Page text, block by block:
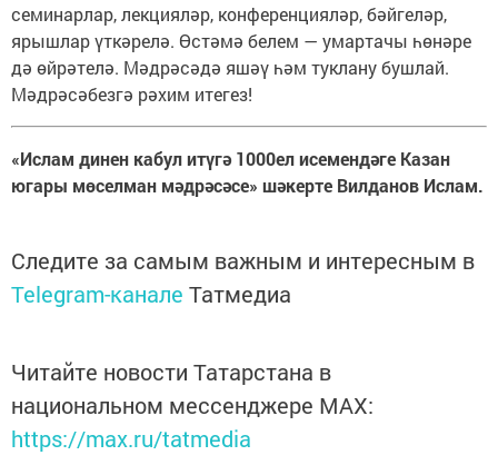
семинарлар, лекцияләр, конференцияләр, бәйгеләр,
ярышлар үткәрелә. Өстәмә белем — умартачы һөнәре
дә өйрәтелә. Мәдрәсәдә яшәү һәм туклану бушлай.
Мәдрәсәбезгә рәхим итегез!
«Ислам динен кабул итүгә 1000ел исемендәге Казан
югары мөселман мәдрәсәсе» шәкерте Вилданов Ислам.
Следите за самым важным и интересным в
Telegram-канале Татмедиа
Читайте новости Татарстана в
национальном мессенджере MАХ:
https://max.ru/tatmedia